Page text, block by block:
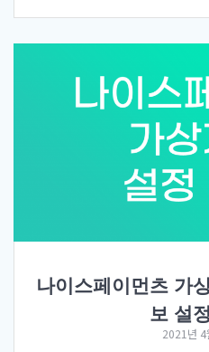
나이스페이먼츠 가
보 설
2021년 4